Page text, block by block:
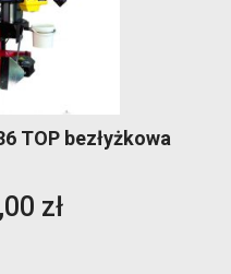
TOP bezłyżkowa
zł